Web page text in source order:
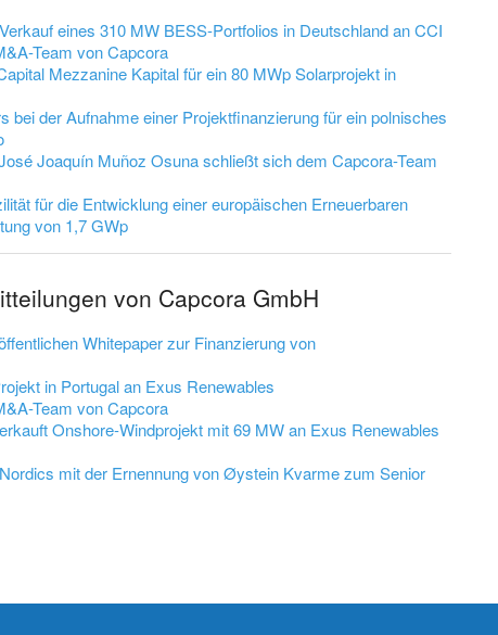
eines 310 MW BESS-Portfolios in Deutschland an CCI
Team von Capcora
Mezzanine Kapital für ein 80 MWp Solarprojekt in
bei der Aufnahme einer Projektfinanzierung für ein polnisches
Joaquín Muñoz Osuna schließt sich dem Capcora-Team
für die Entwicklung einer europäischen Erneuerbaren
von 1,7 GWp
von Capcora GmbH
Whitepaper zur Finanzierung von
in Portugal an Exus Renewables
Team von Capcora
Onshore-Windprojekt mit 69 MW an Exus Renewables
mit der Ernennung von Øystein Kvarme zum Senior